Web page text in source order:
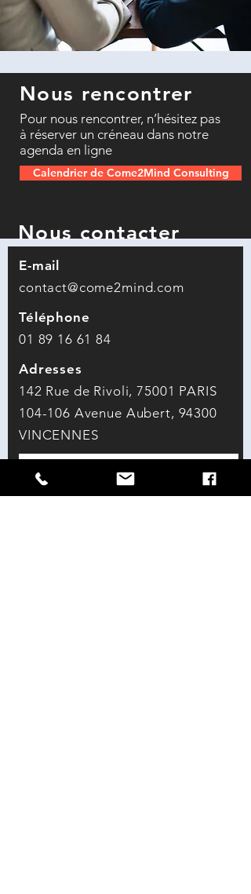
Nous rencontrer
Pour nous rencontrer, n’hésitez pas
à réserver un créneau dans notre
agenda en ligne
Calendrier de Come2Mind Consulting
Nous contacter
E-mail
contact@come2mind.com
Téléphone
01 89 16 61 84
Adresses
142 Rue de Rivoli, 75001 PARIS
104-106 Avenue Aubert, 94300
VINCENNES